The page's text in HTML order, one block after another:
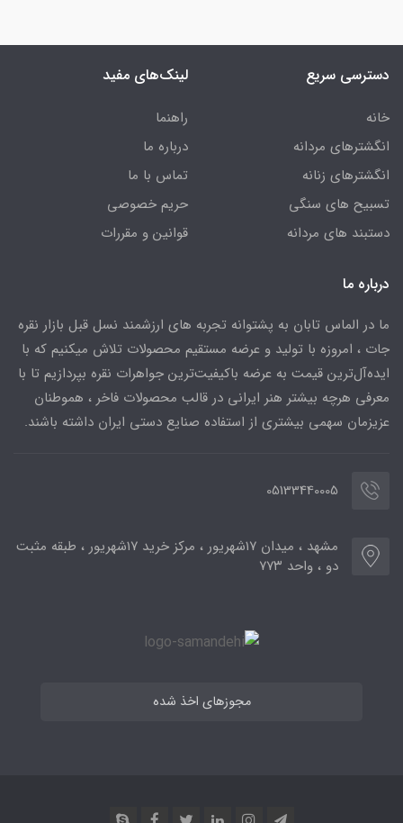
دسترسی سریع
خانه
انگشترهای مردانه
انگشترهای زنانه
تسبیح های سنگی
دستبند های مردانه
لینک‌های مفید
راهنما
درباره ما
تماس با ما
حریم خصوصی
قوانین و مقررات
درباره ما
ما در الماس تابان به پشتوانه تجربه های ارزشمند نسل قبل بازار نقره
جات ، امروزه با تولید و عرضه مستقیم محصولات تلاش میکنیم که با
ایده‌آل‌ترین قیمت به عرضه باکیفیت‌ترین جواهرات نقره بپردازیم تا با
معرفی هرچه بیشتر هنر ایرانی در قالب محصولات فاخر ، هموطنان
عزیزمان سهمی بیشتری از استفاده صنایع دستی ایران داشته باشند.
05133440005
مشهد ، میدان ۱۷شهریور ، مرکز خرید ۱۷شهریور ، طبقه مثبت
دو ، واحد ۷۷۳
مجوزهای اخذ شده